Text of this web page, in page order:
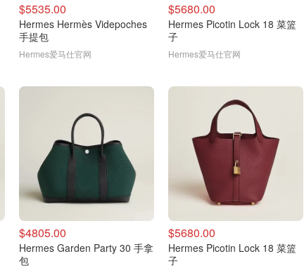
$5535.00
Hermes Hermès Videpoches
手提包
Hermes爱马仕官网
$5680.00
Hermes Picotin Lock 18 菜篮
子
Hermes爱马仕官网
$4805.00
Hermes Garden Party 30 手拿
包
$5680.00
Hermes Picotin Lock 18 菜篮
子